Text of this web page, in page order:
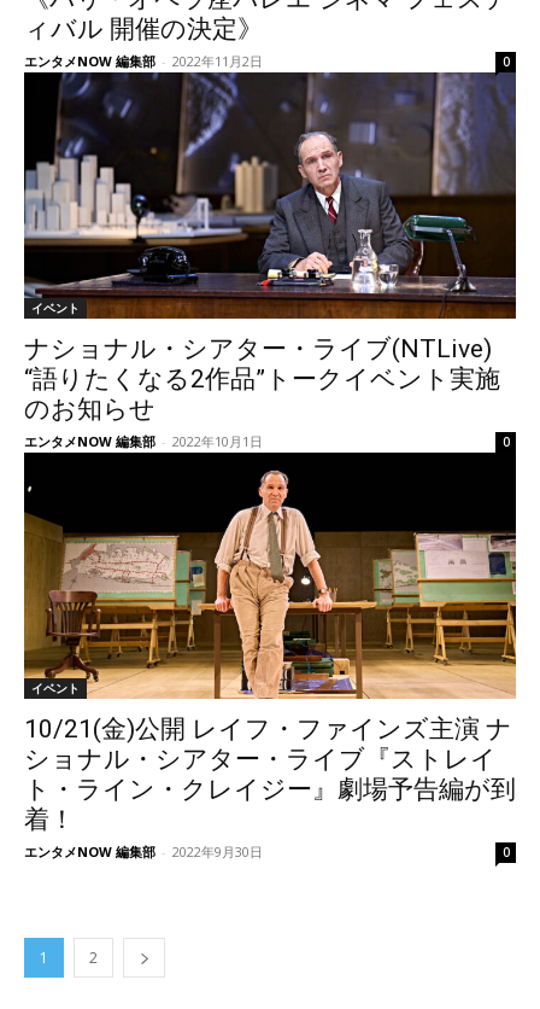
ィバル 開催の決定》
エンタメNOW 編集部 - 2022年11月2日 0
イベント
ナショナル・シアター・ライブ(NTLive)
“語りたくなる2作品”トークイベント実施
のお知らせ
エンタメNOW 編集部 - 2022年10月1日 0
イベント
10/21(金)公開 レイフ・ファインズ主演 ナ
ショナル・シアター・ライブ『ストレイ
ト・ライン・クレイジー』劇場予告編が到
着！
エンタメNOW 編集部 - 2022年9月30日 0
1 2